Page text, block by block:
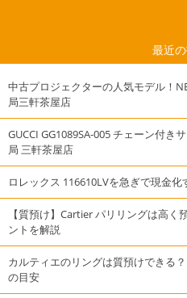
最近
中古プロジェクターの人気モデル！
局三軒茶屋店
GUCCI GG1089SA-005 チェーン付き
局 三軒茶屋店
ロレックス 116610LVを急ぎで現金
【質預け】Cartier パリリングは高く
ントを解説
カルティエのリングは質預けできる
の目安